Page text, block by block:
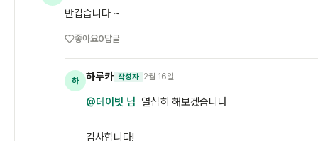
반갑습니다 ~
좋아요0답글
하 하루카 작성자 2월 16일
@데이빗 님 열심히 해보겠습니다
감사합니다!